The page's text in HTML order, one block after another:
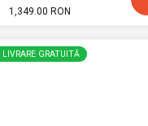
1,349.00 RON
LIVRARE GRATUITĂ